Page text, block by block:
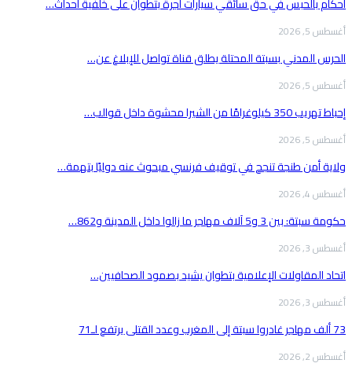
أغسطس 5, 2026
الحرس المدني بسبتة المحتلة يطلق قناة تواصل للإبلاغ عن…
أغسطس 5, 2026
إحباط تهريب 350 كيلوغرامًا من الشيرا محشوة داخل قوالب…
أغسطس 5, 2026
ولاية أمن طنجة تنجح في توقيف فرنسي مبحوث عنه دوليًا بتهمة…
أغسطس 4, 2026
حكومة سبتة: بين 3 و5 آلاف مهاجر ما زالوا داخل المدينة و862…
أغسطس 3, 2026
اتحاد المقاولات الإعلامية بتطوان يشيد بصمود الصحافيين…
أغسطس 3, 2026
73 ألف مهاجر غادروا سبتة إلى المغرب وعدد القتلى يرتفع لـ71
أغسطس 2, 2026